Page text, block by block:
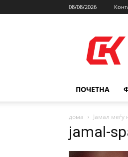
08/08/2026
ПОЧЕТНА
дома Јамал меѓу
jamal-